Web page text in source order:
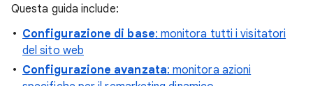
Questa guida include:
Configurazione di base: monitora tutti i visitatori
del sito web
Configurazione avanzata: monitora azioni